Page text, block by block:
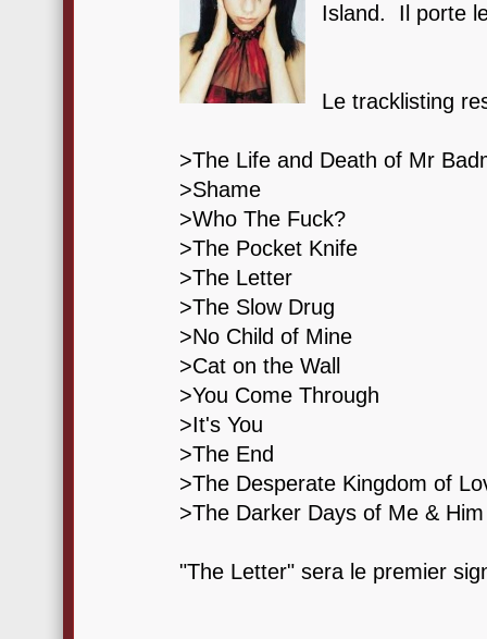
Island. Il porte
Le tracklisting
>The Life and Death of Mr
>Shame
>Who The Fuck?
>The Pocket Knife
>The Letter
>The Slow Drug
>No Child of Mine
>Cat on the Wall
>You Come Through
>It's You
>The End
>The Desperate Kingdom of
>The Darker Days of Me & Him
"The Letter" sera le premier